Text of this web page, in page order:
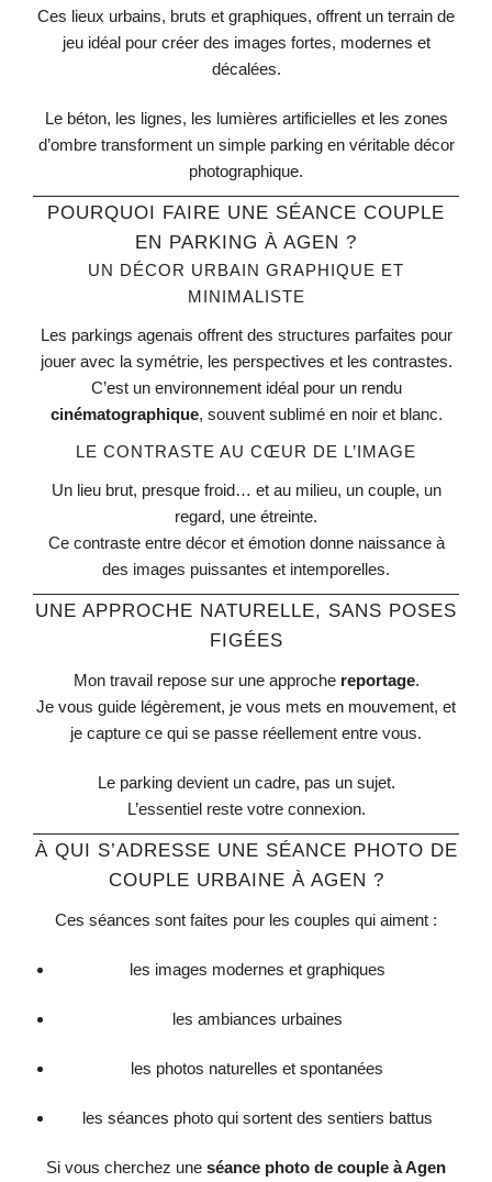
Ces lieux urbains, bruts et graphiques, offrent un terrain de
jeu idéal pour créer des images fortes, modernes et
décalées.
Le béton, les lignes, les lumières artificielles et les zones
d’ombre transforment un simple parking en véritable décor
photographique.
POURQUOI FAIRE UNE SÉANCE COUPLE
EN PARKING À AGEN ?
UN DÉCOR URBAIN GRAPHIQUE ET
MINIMALISTE
Les parkings agenais offrent des structures parfaites pour
jouer avec la symétrie, les perspectives et les contrastes.
C’est un environnement idéal pour un rendu
cinématographique, souvent sublimé en noir et blanc.
LE CONTRASTE AU CŒUR DE L’IMAGE
Un lieu brut, presque froid… et au milieu, un couple, un
regard, une étreinte.
Ce contraste entre décor et émotion donne naissance à
des images puissantes et intemporelles.
UNE APPROCHE NATURELLE, SANS POSES
FIGÉES
Mon travail repose sur une approche reportage.
Je vous guide légèrement, je vous mets en mouvement, et
je capture ce qui se passe réellement entre vous.
Le parking devient un cadre, pas un sujet.
L’essentiel reste votre connexion.
À QUI S’ADRESSE UNE SÉANCE PHOTO DE
COUPLE URBAINE À AGEN ?
Ces séances sont faites pour les couples qui aiment :
les images modernes et graphiques
les ambiances urbaines
les photos naturelles et spontanées
les séances photo qui sortent des sentiers battus
Si vous cherchez une séance photo de couple à Agen